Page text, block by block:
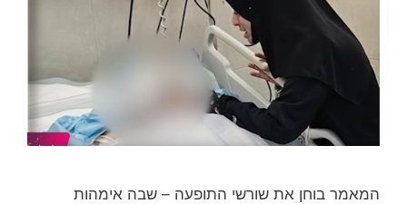
המאמר בוחן את שורשי התופעה – שבה אימהות